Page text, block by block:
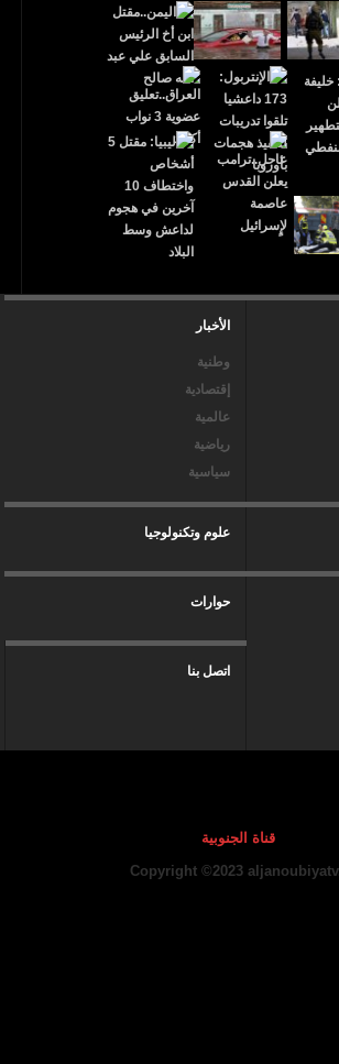
الأخبار
وطنية
إقتصادية
عالمية
رياضية
سياسية
علوم وتكنولوجيا
حوارات
اتصل بنا
Copyright ©2023